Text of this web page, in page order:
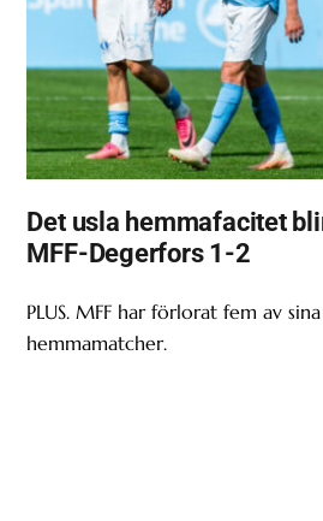
Det usla hemmafacitet
MFF-Degerfors 1-2
PLUS. MFF har förlorat fem av
hemmamatcher.